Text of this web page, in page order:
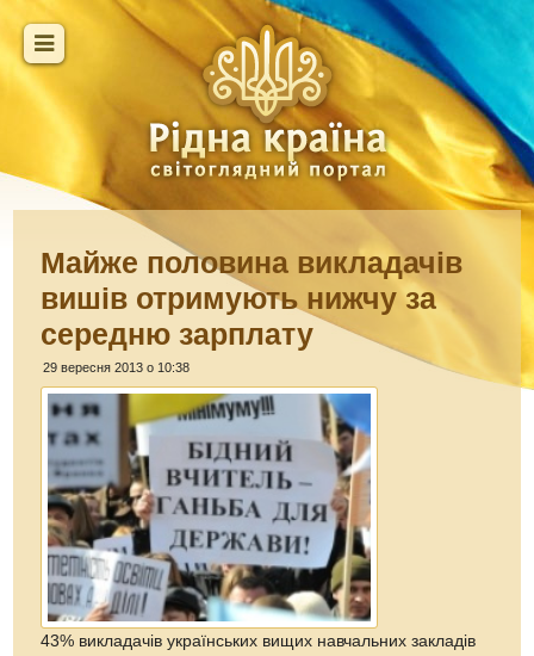
Майже половина викладачів
вишів отримують нижчу за
середню зарплату
29 вересня 2013 о 10:38
43% викладачів українських вищих навчальних закладів